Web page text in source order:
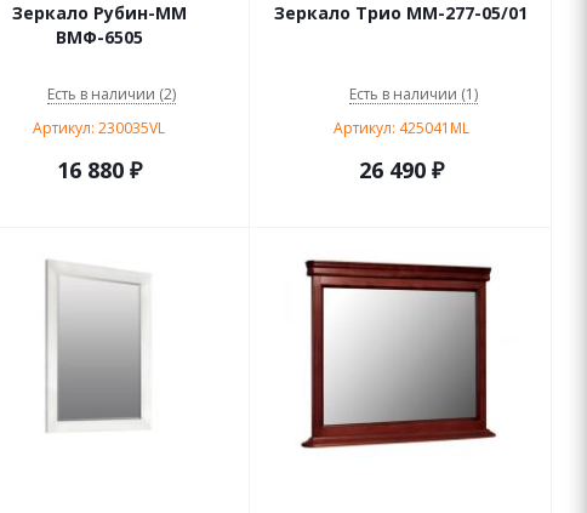
Зеркало Рубин-ММ
ВМФ-6505
Есть в наличии (2)
Артикул: 230035VL
16 880₽
Зеркало Трио ММ-277-05/01
Есть в наличии (1)
Артикул: 425041ML
26 490₽